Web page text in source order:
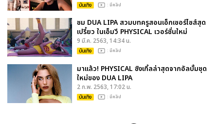
บันเทิง : มีคลิป
ชม DUA LIPA สวมบทครูสอนเอ็กเซอร์ไซส์สุด
เปรี้ยว ในเอ็มวี PHYSICAL เวอร์ชั่นใหม่
9 มี.ค. 2563, 14:34 น.
บันเทิง : มีคลิป
มาแล้ว! PHYSICAL ซิงเกิ้ลล่าสุดจากอัลบั้มชุด
ใหม่ของ DUA LIPA
2 ก.พ. 2563, 17:02 น.
บันเทิง : มีคลิป